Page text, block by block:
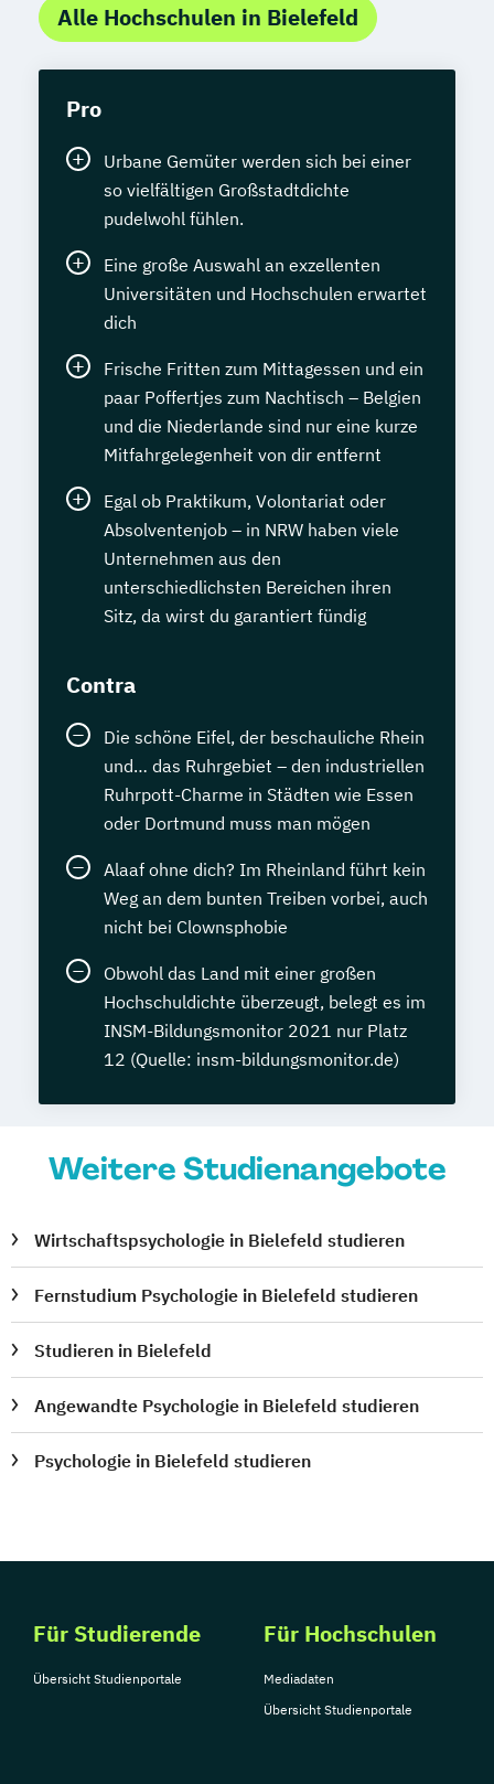
Alle Hochschulen in Bielefeld
Pro
Urbane Gemüter werden sich bei einer
so vielfältigen Großstadtdichte
pudelwohl fühlen.
Eine große Auswahl an exzellenten
Universitäten und Hochschulen erwartet
dich
Frische Fritten zum Mittagessen und ein
paar Poffertjes zum Nachtisch – Belgien
und die Niederlande sind nur eine kurze
Mitfahrgelegenheit von dir entfernt
Egal ob Praktikum, Volontariat oder
Absolventenjob – in NRW haben viele
Unternehmen aus den
unterschiedlichsten Bereichen ihren
Sitz, da wirst du garantiert fündig
Contra
Die schöne Eifel, der beschauliche Rhein
und… das Ruhrgebiet – den industriellen
Ruhrpott-Charme in Städten wie Essen
oder Dortmund muss man mögen
Alaaf ohne dich? Im Rheinland führt kein
Weg an dem bunten Treiben vorbei, auch
nicht bei Clownsphobie
Obwohl das Land mit einer großen
Hochschuldichte überzeugt, belegt es im
INSM-Bildungsmonitor 2021 nur Platz
12 (Quelle: insm-bildungsmonitor.de)
Weitere Studienangebote
Wirtschaftspsychologie in Bielefeld studieren
Fernstudium Psychologie in Bielefeld studieren
Studieren in Bielefeld
Angewandte Psychologie in Bielefeld studieren
Psychologie in Bielefeld studieren
Für Studierende
Übersicht Studienportale
Für Hochschulen
Mediadaten
Übersicht Studienportale